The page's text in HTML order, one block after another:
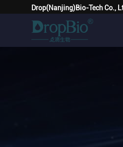
Drop(Nanjing)Bio-Tech Co.,